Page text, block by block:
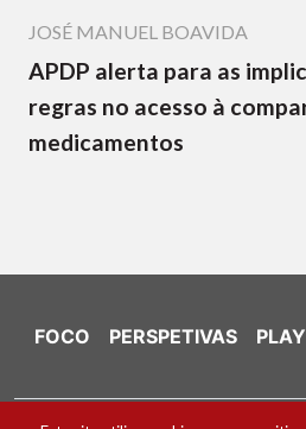
JOSÉ MANUEL BOAVIDA
APDP alerta para as
regras no acesso à
medicamentos
FOCO PERSPETIVAS PLAY